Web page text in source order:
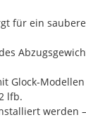
für ein
Glock-
lfb.
werden